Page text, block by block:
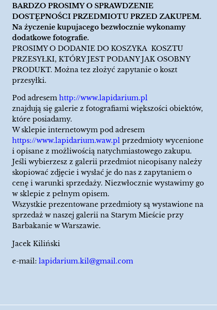
BARDZO PROSIMY O SPRAWDZENIE
DOSTĘPNOŚCI PRZEDMIOTU PRZED ZAKUPEM.
Na życzenie kupujacego bezwłocznie wykonamy
dodatkowe fotografie.
PROSIMY O DODANIE DO KOSZYKA KOSZTU
PRZESYŁKI, KTÓRY JEST PODANY JAK OSOBNY
PRODUKT. Można tez złożyć zapytanie o koszt
przesyłki.
Pod adresem http://www.lapidarium.pl
znajdują się galerie z fotografiami większości obiektów,
które posiadamy.
W sklepie internetowym pod adresem
https://www.lapidarium.waw.pl przedmioty wycenione
i opisane z możliwością natychmiastowego zakupu.
Jeśli wybierzesz z galerii przedmiot nieopisany należy
skopiować zdjęcie i wysłać je do nas z zapytaniem o
cenę i warunki sprzedaży. Niezwłocznie wystawimy go
w sklepie z pełnym opisem.
Wszystkie prezentowane przedmioty są wystawione na
sprzedaż w naszej galerii na Starym Mieście przy
Barbakanie w Warszawie.
Jacek Kiliński
e-mail: lapidarium.kil@gmail.com